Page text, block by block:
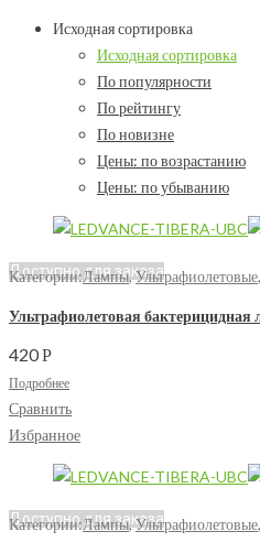
Исходная сортировка
Исходная сортировка
По популярности
По рейтингу
По новизне
Цены: по возрастанию
Цены: по убыванию
Доступно для заказа
Категории:Лампы,Ультрафиолетовые,
Ультрафиолетовая
420Р
Подробнее
Сравнить
Избранное
Доступно для заказа
Категории:Лампы,Ультрафиолетовые,